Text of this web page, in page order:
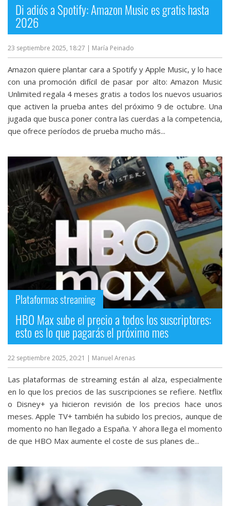
Di adiós a Spotify: Amazon Music es gratis hasta
2026
23 septiembre 2025, 18:27 | María Peinado
Amazon quiere plantar cara a Spotify y Apple Music, y lo hace
con una promoción difícil de pasar por alto: Amazon Music
Unlimited regala 4 meses gratis a todos los nuevos usuarios
que activen la prueba antes del próximo 9 de octubre. Una
jugada que busca poner contra las cuerdas a la competencia,
que ofrece períodos de prueba mucho más...
Plataformas streaming
HBO Max sube el precio a todos los suscriptores:
esto es lo que pagarás el próximo mes
22 septiembre 2025, 20:21 | Manuel Arenas
Las plataformas de streaming están al alza, especialmente
en lo que los precios de las suscripciones se refiere. Netflix
o Disney+ ya hicieron revisión de los precios hace unos
meses. Apple TV+ también ha subido los precios, aunque de
momento no han llegado a España. Y ahora llega el momento
de que HBO Max aumente el coste de sus planes de...